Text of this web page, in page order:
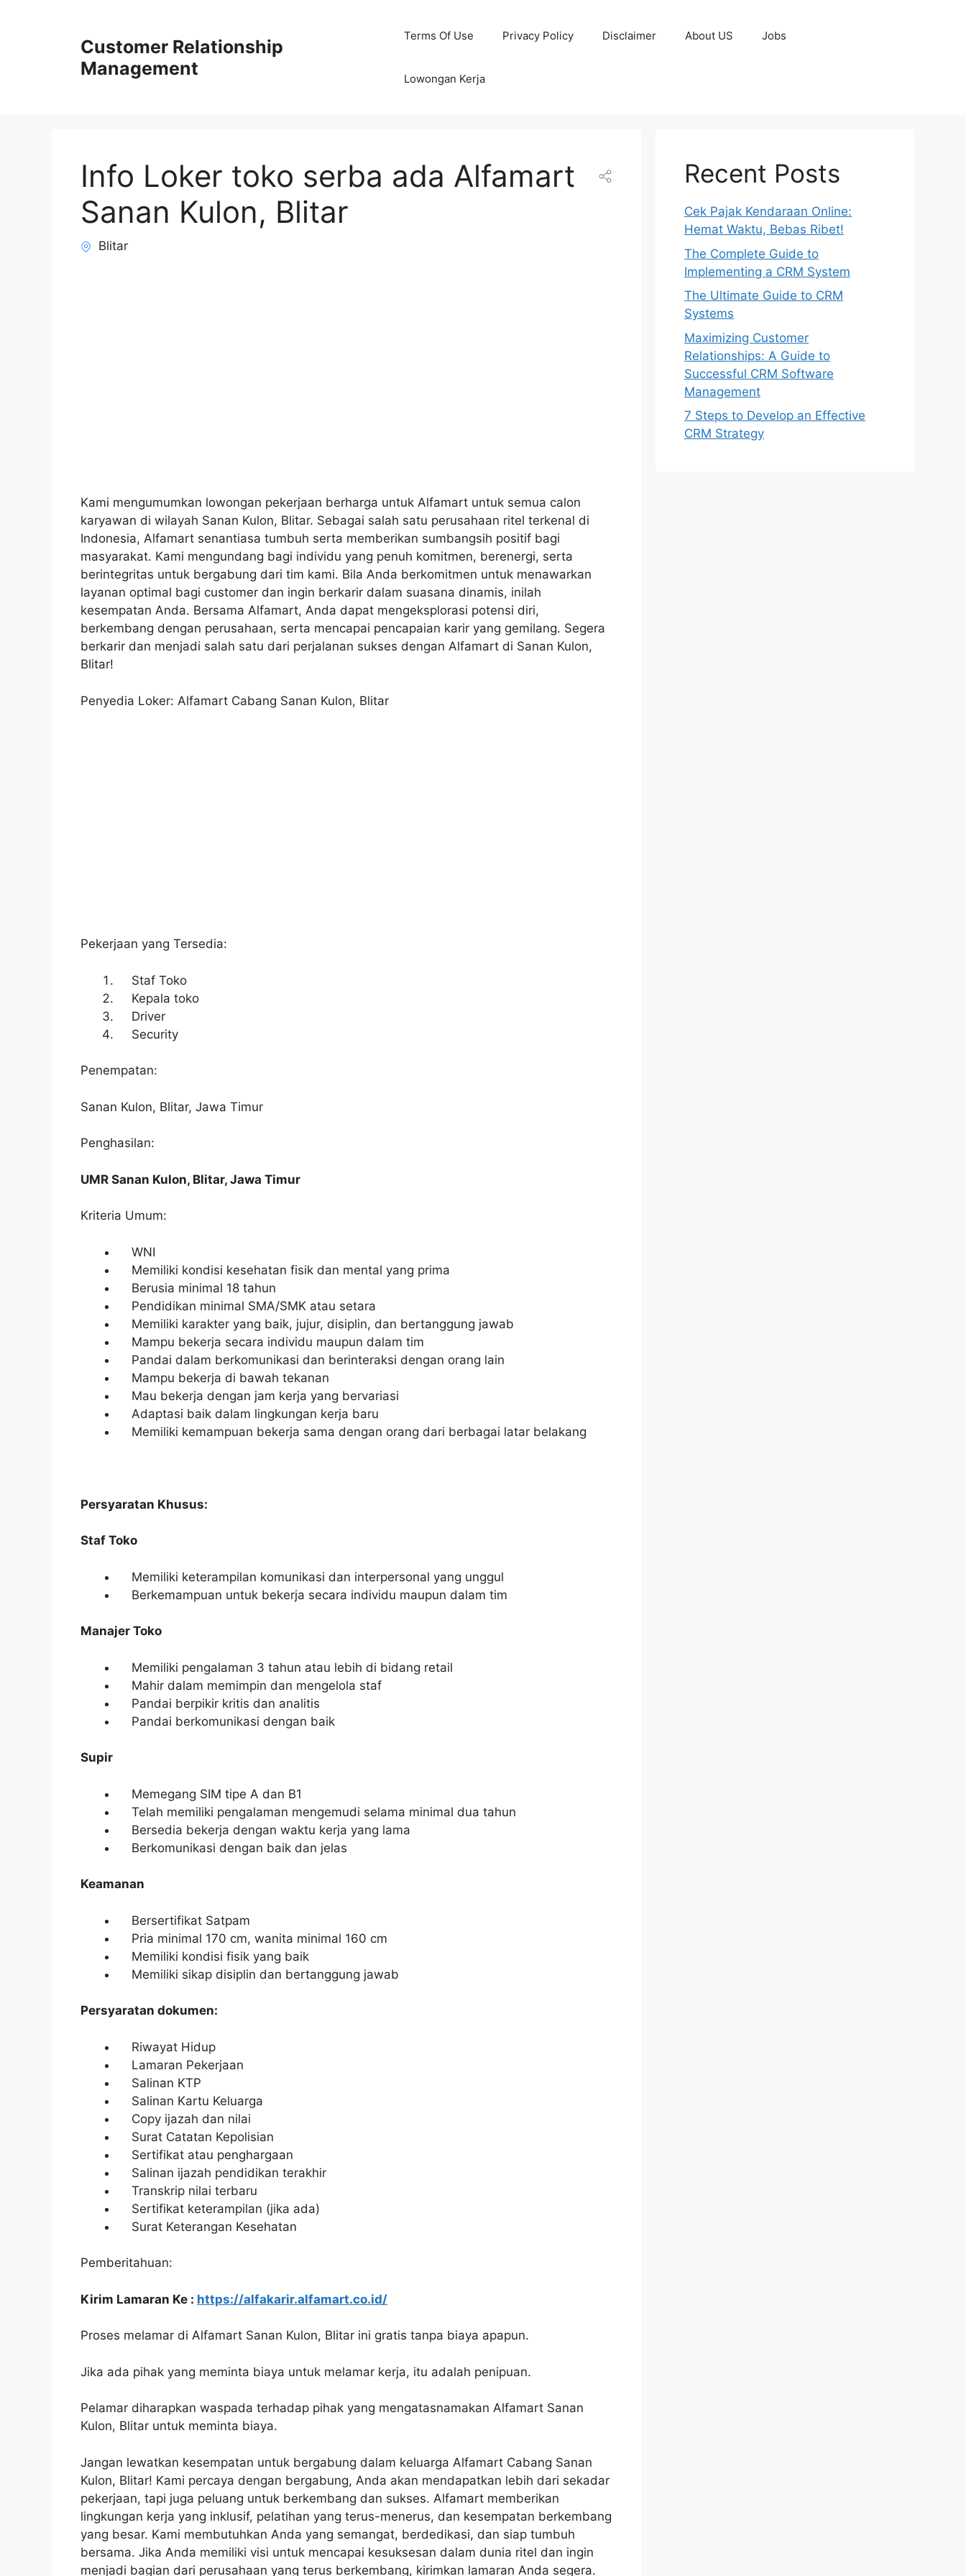
Customer Relationship
Management
Terms Of Use Privacy Policy Disclaimer About US Jobs
Lowongan Kerja
Info Loker toko serba ada Alfamart
Sanan Kulon, Blitar
Blitar
Kami mengumumkan lowongan pekerjaan berharga untuk Alfamart untuk semua calon
karyawan di wilayah Sanan Kulon, Blitar. Sebagai salah satu perusahaan ritel terkenal di
Indonesia, Alfamart senantiasa tumbuh serta memberikan sumbangsih positif bagi
masyarakat. Kami mengundang bagi individu yang penuh komitmen, berenergi, serta
berintegritas untuk bergabung dari tim kami. Bila Anda berkomitmen untuk menawarkan
layanan optimal bagi customer dan ingin berkarir dalam suasana dinamis, inilah
kesempatan Anda. Bersama Alfamart, Anda dapat mengeksplorasi potensi diri,
berkembang dengan perusahaan, serta mencapai pencapaian karir yang gemilang. Segera
berkarir dan menjadi salah satu dari perjalanan sukses dengan Alfamart di Sanan Kulon,
Blitar!
Penyedia Loker: Alfamart Cabang Sanan Kulon, Blitar
Pekerjaan yang Tersedia:
Staf Toko
Kepala toko
Driver
Security
Penempatan:
Sanan Kulon, Blitar, Jawa Timur
Penghasilan:
UMR Sanan Kulon, Blitar, Jawa Timur
Kriteria Umum:
WNI
Memiliki kondisi kesehatan fisik dan mental yang prima
Berusia minimal 18 tahun
Pendidikan minimal SMA/SMK atau setara
Memiliki karakter yang baik, jujur, disiplin, dan bertanggung jawab
Mampu bekerja secara individu maupun dalam tim
Pandai dalam berkomunikasi dan berinteraksi dengan orang lain
Mampu bekerja di bawah tekanan
Mau bekerja dengan jam kerja yang bervariasi
Adaptasi baik dalam lingkungan kerja baru
Memiliki kemampuan bekerja sama dengan orang dari berbagai latar belakang
Persyaratan Khusus:
Staf Toko
Memiliki keterampilan komunikasi dan interpersonal yang unggul
Berkemampuan untuk bekerja secara individu maupun dalam tim
Manajer Toko
Memiliki pengalaman 3 tahun atau lebih di bidang retail
Mahir dalam memimpin dan mengelola staf
Pandai berpikir kritis dan analitis
Pandai berkomunikasi dengan baik
Supir
Memegang SIM tipe A dan B1
Telah memiliki pengalaman mengemudi selama minimal dua tahun
Bersedia bekerja dengan waktu kerja yang lama
Berkomunikasi dengan baik dan jelas
Keamanan
Bersertifikat Satpam
Pria minimal 170 cm, wanita minimal 160 cm
Memiliki kondisi fisik yang baik
Memiliki sikap disiplin dan bertanggung jawab
Persyaratan dokumen:
Riwayat Hidup
Lamaran Pekerjaan
Salinan KTP
Salinan Kartu Keluarga
Copy ijazah dan nilai
Surat Catatan Kepolisian
Sertifikat atau penghargaan
Salinan ijazah pendidikan terakhir
Transkrip nilai terbaru
Sertifikat keterampilan (jika ada)
Surat Keterangan Kesehatan
Pemberitahuan:
Kirim Lamaran Ke : https://alfakarir.alfamart.co.id/
Proses melamar di Alfamart Sanan Kulon, Blitar ini gratis tanpa biaya apapun.
Jika ada pihak yang meminta biaya untuk melamar kerja, itu adalah penipuan.
Pelamar diharapkan waspada terhadap pihak yang mengatasnamakan Alfamart Sanan
Kulon, Blitar untuk meminta biaya.
Jangan lewatkan kesempatan untuk bergabung dalam keluarga Alfamart Cabang Sanan
Kulon, Blitar! Kami percaya dengan bergabung, Anda akan mendapatkan lebih dari sekadar
pekerjaan, tapi juga peluang untuk berkembang dan sukses. Alfamart memberikan
lingkungan kerja yang inklusif, pelatihan yang terus-menerus, dan kesempatan berkembang
yang besar. Kami membutuhkan Anda yang semangat, berdedikasi, dan siap tumbuh
bersama. Jika Anda memiliki visi untuk mencapai kesuksesan dalam dunia ritel dan ingin
menjadi bagian dari perusahaan yang terus berkembang, kirimkan lamaran Anda segera.
Recent Posts
Cek Pajak Kendaraan Online:
Hemat Waktu, Bebas Ribet!
The Complete Guide to
Implementing a CRM System
The Ultimate Guide to CRM
Systems
Maximizing Customer
Relationships: A Guide to
Successful CRM Software
Management
7 Steps to Develop an Effective
CRM Strategy